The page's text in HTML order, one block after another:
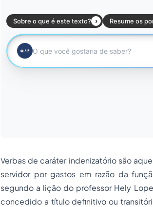
Verbas de caráter indenizatório são
servidor por gastos em razão da
segundo a lição do professor Hely
concedido a título definitivo ou